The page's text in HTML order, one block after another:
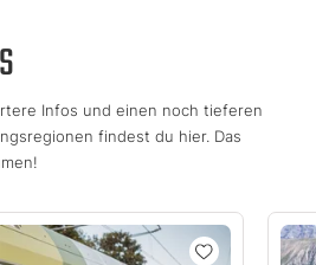
Infos und einen noch tieferen
findest du hier. Das